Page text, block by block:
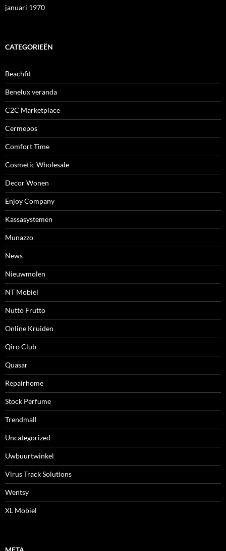
januari 1970
CATEGORIEËN
Beachfit
Benelux veranda
C2C Marketplace
Cermepos
Comfort Time
Cosmetic Wholesale
Decor Wonen
Enjoy Company
Kassasystemen
Munazzo
News
Nieuwmolen
NT Mobiel
Nutto Frutto
Online Kruiden
Qiro Club
Quasar
Repairhome
Stock Perfume
Trendmall
Uncategorized
Uwbuurtwinkel
Virus Track Solutions
Wentsy
XL Mobiel